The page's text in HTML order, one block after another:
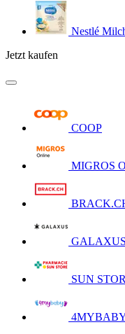
Nestlé
Jetzt kaufen
COOP
MIGROS
GALAXUS
SUN